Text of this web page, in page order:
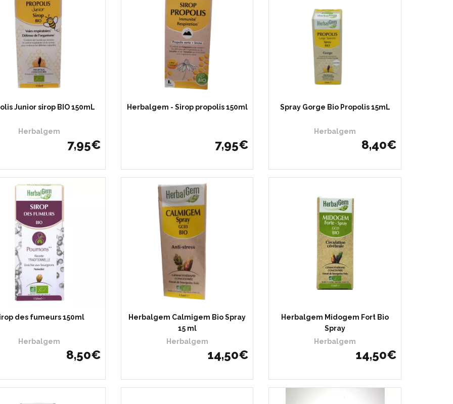
Junior sirop BIO 150mL
Herbalgem
7,95€
Herbalgem - Sirop propolis 150ml
7,95€
Spray Gorge Bio Propolis 15mL
Herbalgem
8,40€
des fumeurs 150ml
Herbalgem
8,50€
Herbalgem Calmigem Bio Spray
15 ml
Herbalgem
14,50€
Herbalgem Midogem Fort Bio
Spray
Herbalgem
14,50€